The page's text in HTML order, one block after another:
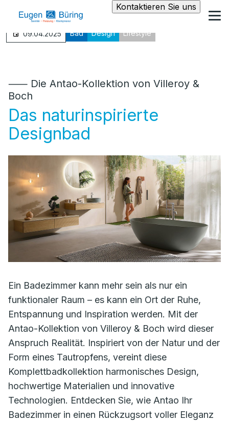
Kontaktieren Sie uns
09.04.2025 Bad Design Lifestyle
⸺ Die Antao-Kollektion von Villeroy &
Boch
Das naturinspirierte
Designbad
Ein Badezimmer kann mehr sein als nur ein
funktionaler Raum – es kann ein Ort der Ruhe,
Entspannung und Inspiration werden. Mit der
Antao-Kollektion von Villeroy & Boch wird dieser
Anspruch Realität. Inspiriert von der Natur und der
Form eines Tautropfens, vereint diese
Komplettbadkollektion harmonisches Design,
hochwertige Materialien und innovative
Technologien. Entdecken Sie, wie Antao Ihr
Badezimmer in einen Rückzugsort voller Eleganz